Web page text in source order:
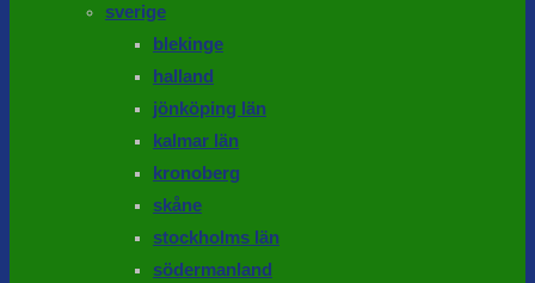
sverige
blekinge
halland
jönköping län
kalmar län
kronoberg
skåne
stockholms län
södermanland